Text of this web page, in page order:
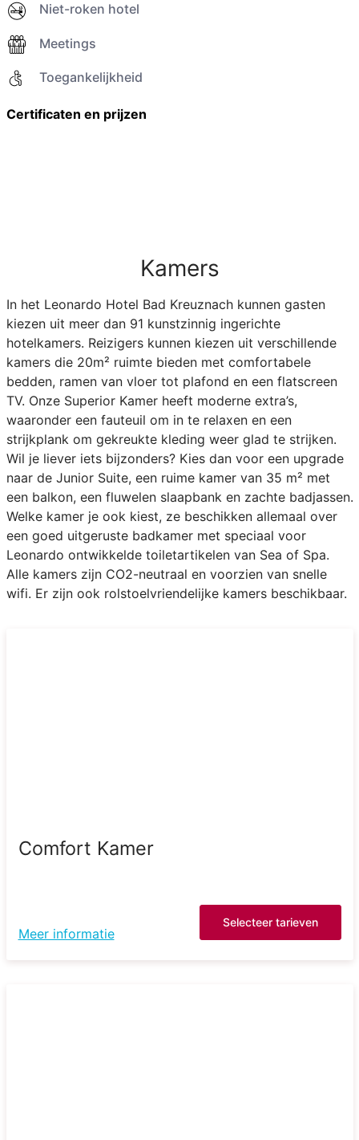
Niet-roken hotel
Meetings
Toegankelijkheid
Certificaten en prijzen
Kamers
In het Leonardo Hotel Bad Kreuznach kunnen gasten
kiezen uit meer dan 91 kunstzinnig ingerichte
hotelkamers. Reizigers kunnen kiezen uit verschillende
kamers die 20m² ruimte bieden met comfortabele
bedden, ramen van vloer tot plafond en een flatscreen
TV. Onze Superior Kamer heeft moderne extra’s,
waaronder een fauteuil om in te relaxen en een
strijkplank om gekreukte kleding weer glad te strijken.
Wil je liever iets bijzonders? Kies dan voor een upgrade
naar de Junior Suite, een ruime kamer van 35 m² met
een balkon, een fluwelen slaapbank en zachte badjassen.
Welke kamer je ook kiest, ze beschikken allemaal over
een goed uitgeruste badkamer met speciaal voor
Leonardo ontwikkelde toiletartikelen van Sea of Spa.
Alle kamers zijn CO2-neutraal en voorzien van snelle
wifi. Er zijn ook rolstoelvriendelijke kamers beschikbaar.
Comfort Kamer
Meer informatie
Selecteer tarieven